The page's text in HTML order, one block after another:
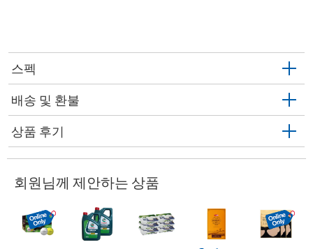
스펙
배송 및 환불
상품 후기
회원님께 제안하는 상품